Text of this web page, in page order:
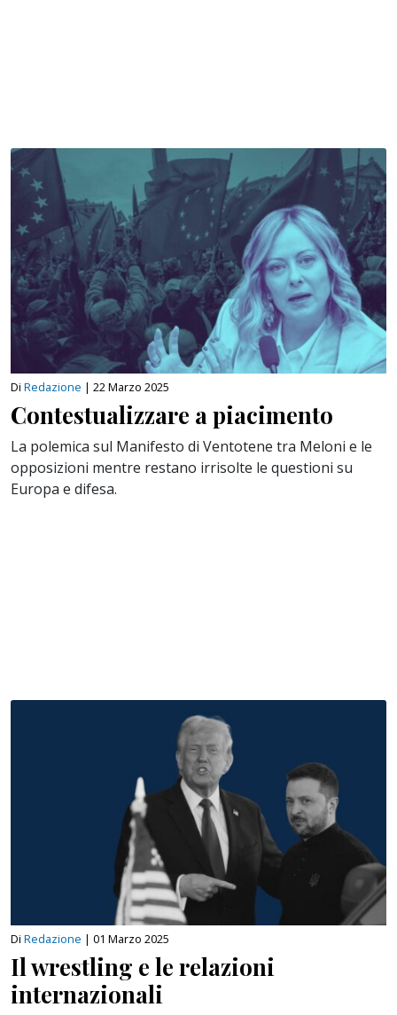
Di Redazione | 22 Marzo 2025
Contestualizzare a piacimento
La polemica sul Manifesto di Ventotene tra Meloni e le
opposizioni mentre restano irrisolte le questioni su
Europa e difesa.
Di Redazione | 01 Marzo 2025
Il wrestling e le relazioni
internazionali